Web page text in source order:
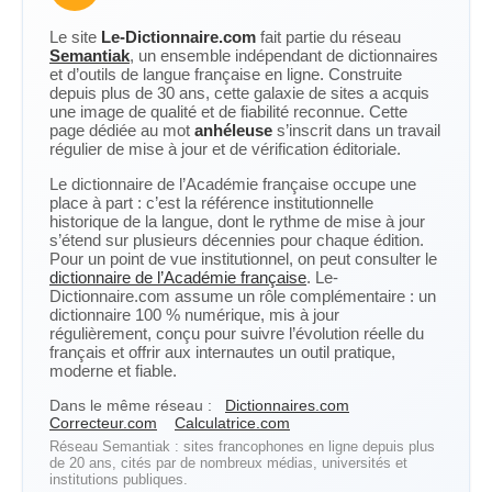
Le site Le-Dictionnaire.com fait partie du réseau
Semantiak, un ensemble indépendant de dictionnaires
et d’outils de langue française en ligne. Construite
depuis plus de 30 ans, cette galaxie de sites a acquis
une image de qualité et de fiabilité reconnue. Cette
page dédiée au mot anhéleuse s’inscrit dans un travail
régulier de mise à jour et de vérification éditoriale.
Le dictionnaire de l’Académie française occupe une
place à part : c’est la référence institutionnelle
historique de la langue, dont le rythme de mise à jour
s’étend sur plusieurs décennies pour chaque édition.
Pour un point de vue institutionnel, on peut consulter le
dictionnaire de l’Académie française. Le-
Dictionnaire.com assume un rôle complémentaire : un
dictionnaire 100 % numérique, mis à jour
régulièrement, conçu pour suivre l’évolution réelle du
français et offrir aux internautes un outil pratique,
moderne et fiable.
Dans le même réseau :
Dictionnaires.com
Correcteur.com
Calculatrice.com
Réseau Semantiak : sites francophones en ligne depuis plus
de 20 ans, cités par de nombreux médias, universités et
institutions publiques.